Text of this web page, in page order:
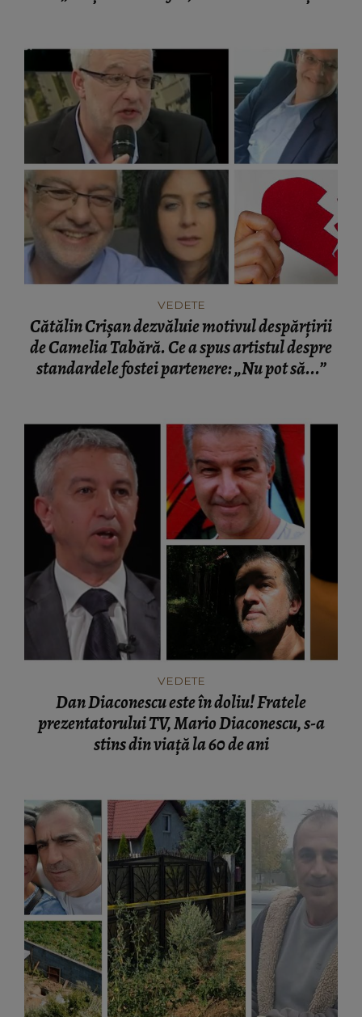
VEDETE
Cătălin Crișan dezvăluie motivul despărțirii
de Camelia Tabără. Ce a spus artistul despre
standardele fostei partenere: „Nu pot să...”
VEDETE
Dan Diaconescu este în doliu! Fratele
prezentatorului TV, Mario Diaconescu, s-a
stins din viață la 60 de ani